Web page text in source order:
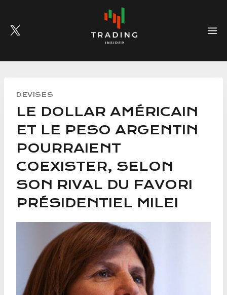
content
DEVISES
LE DOLLAR AMÉRICAIN
ET LE PESO ARGENTIN
POURRAIENT
COEXISTER, SELON
SON RIVAL DU FAVORI
PRÉSIDENTIEL MILEI